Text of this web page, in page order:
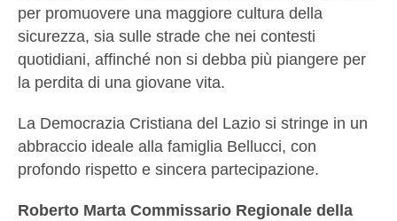
per promuovere una maggiore cultura della
sicurezza, sia sulle strade che nei contesti
quotidiani, affinché non si debba più piangere per
la perdita di una giovane vita.
La Democrazia Cristiana del Lazio si stringe in un
abbraccio ideale alla famiglia Bellucci, con
profondo rispetto e sincera partecipazione.
Roberto Marta Commissario Regionale della